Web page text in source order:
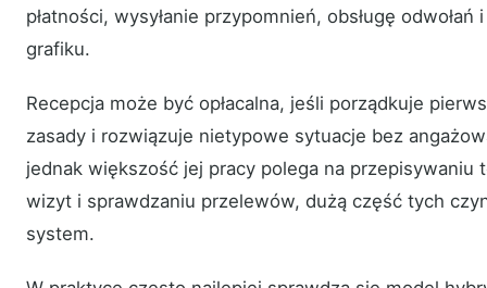
płatności, wysyłanie przypomnień, obsługę
grafiku.
Recepcja może być opłacalna, jeśli porządkuje
zasady i rozwiązuje nietypowe sytuacje bez
jednak większość jej pracy polega na przepisywaniu
wizyt i sprawdzaniu przelewów, dużą część tych
system.